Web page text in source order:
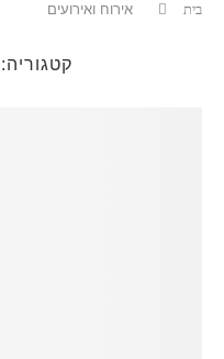
בית אירוח ואירועים
קטגוריה: